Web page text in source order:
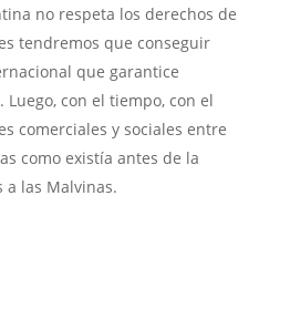
no respeta los derechos de
tendremos que conseguir
que garantice
con el tiempo, con el
comerciales y sociales entre
como existía antes de la
a las Malvinas.